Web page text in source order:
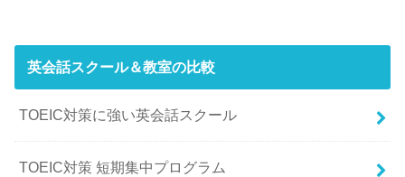
英会話スクール＆教室の比較
TOEIC対策に強い英会話スクール
TOEIC対策 短期集中プログラム